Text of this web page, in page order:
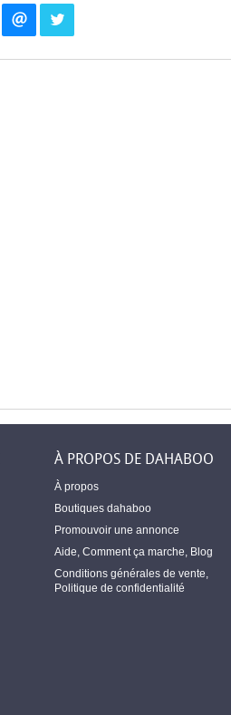
À PROPOS DE DAHABOO
À propos
Boutiques dahaboo
Promouvoir une annonce
Aide Comment ça marche Blog
Conditions générales de vente
Politique de confidentialité